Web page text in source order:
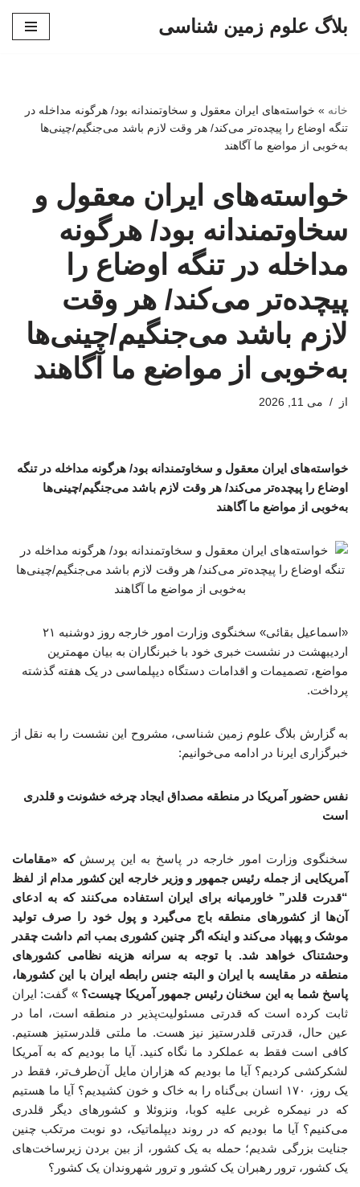
بلاگ علوم زمین شناسی
خانه » خواسته‌های ایران معقول و سخاوتمندانه بود/ هرگونه مداخله در
تنگه اوضاع را پیچده‌تر می‌کند/ هر وقت لازم باشد می‌جنگیم/چینی‌ها
به‌خوبی از مواضع ما آگاهند
خواسته‌های ایران معقول و
سخاوتمندانه بود/ هرگونه
مداخله در تنگه اوضاع را
پیچده‌تر می‌کند/ هر وقت
لازم باشد می‌جنگیم/چینی‌ها
به‌خوبی از مواضع ما آگاهند
از می 11, 2026
خواسته‌های ایران معقول و سخاوتمندانه بود/ هرگونه مداخله در تنگه
اوضاع را پیچده‌تر می‌کند/ هر وقت لازم باشد می‌جنگیم/چینی‌ها
به‌خوبی از مواضع ما آگاهند
«اسماعیل بقائی» سخنگوی وزارت امور خارجه روز دوشنبه ۲۱
اردیبهشت در نشست خبری خود با خبرنگاران به بیان مهمترین
مواضع، تصمیمات و اقدامات دستگاه دیپلماسی در یک هفته گذشته
پرداخت.
به گزارش بلاگ علوم زمین شناسی، مشروح این نشست را به نقل از
خبرگزاری ایرنا در ادامه می‌خوانیم:
نفس حضور آمریکا در منطقه مصداق ایجاد چرخه خشونت و قلدری
است
سخنگوی وزارت امور خارجه در پاسخ به این پرسش که «مقامات
آمریکایی از جمله رئیس جمهور و وزیر خارجه این کشور مدام از لفظ
“قدرت قلدر” خاورمیانه برای ایران استفاده می‌کنند که به ادعای
آن‌ها از کشورهای منطقه باج می‌گیرد و پول خود را صرف تولید
موشک و پهپاد می‌کند و اینکه اگر چنین کشوری بمب اتم داشت چقدر
وحشتناک خواهد شد. با توجه به سرانه هزینه نظامی کشورهای
منطقه در مقایسه با ایران و البته جنس رابطه ایران با این کشورها،
پاسخ شما به این سخنان رئیس جمهور آمریکا چیست؟» گفت: ایران
ثابت کرده است که قدرتی مسئولیت‌پذیر در منطقه است، اما در
عین حال، قدرتی قلدرستیز نیز هست. ما ملتی قلدرستیز هستیم.
کافی است فقط به عملکرد ما نگاه کنید. آیا ما بودیم که به آمریکا
لشکرکشی کردیم؟ آیا ما بودیم که هزاران مایل آن‌طرف‌تر، فقط در
یک روز، ۱۷۰ انسان بی‌گناه را به خاک و خون کشیدیم؟ آیا ما هستیم
که در نیمکره غربی علیه کوبا، ونزوئلا و کشورهای دیگر قلدری
می‌کنیم؟ آیا ما بودیم که در روند دیپلماتیک، دو نوبت مرتکب چنین
جنایت بزرگی شدیم؛ حمله به یک کشور، از بین بردن زیرساخت‌های
یک کشور، ترور رهبران یک کشور و ترور شهروندان یک کشور؟